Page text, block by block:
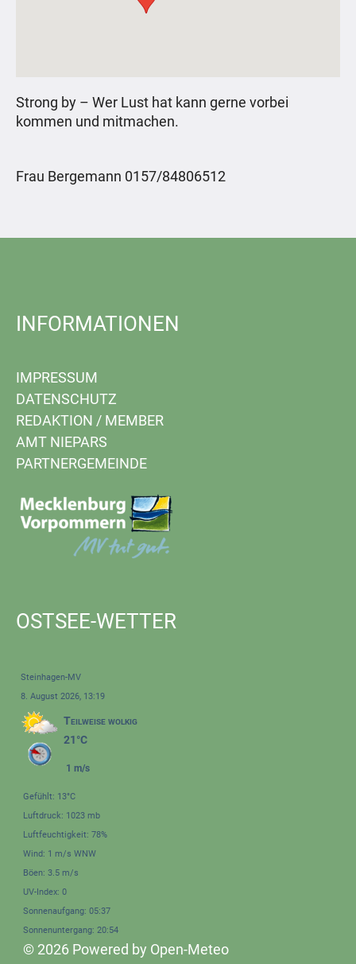
Strong by – Wer Lust hat kann gerne vorbei
kommen und mitmachen.
Frau Bergemann 0157/84806512
INFORMATIONEN
IMPRESSUM
DATENSCHUTZ
REDAKTION / MEMBER
AMT NIEPARS
PARTNERGEMEINDE
OSTSEE-WETTER
Steinhagen-MV
8. August 2026, 13:19
Teilweise wolkig
21°C
1 m/s
Gefühlt: 13°C
Luftdruck: 1023 mb
Luftfeuchtigkeit: 78%
Wind: 1 m/s WNW
Böen: 3.5 m/s
UV-Index: 0
Sonnenaufgang: 05:37
Sonnenuntergang: 20:54
© 2026 Powered by Open-Meteo